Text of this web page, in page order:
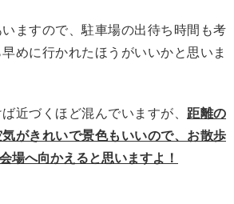
ますので、駐車場の出待ち時間も考
めに行かれたほうがいいかと思いま
近づくほど混んでいますが、 距離の
がきれいで景色もいいので、お散歩
場へ向かえると思いますよ！